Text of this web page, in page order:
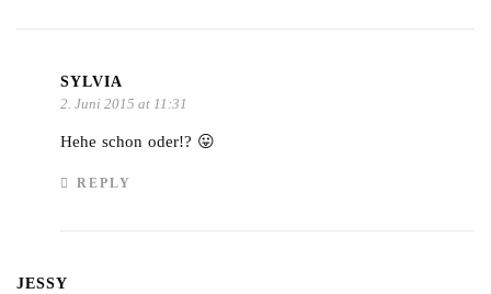
SYLVIA
2. Juni 2015 at 11:31
Hehe schon oder!? 😛
REPLY
JESSY